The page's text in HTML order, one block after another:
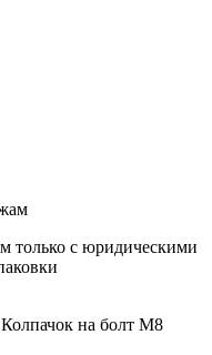
только с юридическими
Колпачок на болт М8